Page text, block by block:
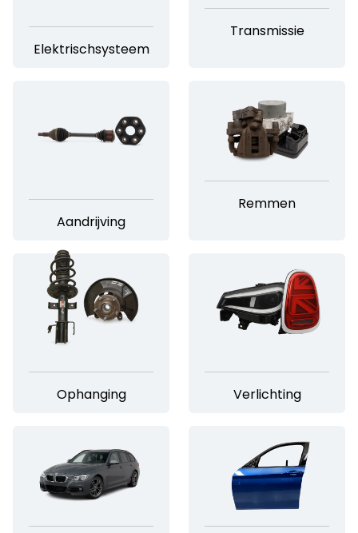
Elektrischsysteem
Transmissie
Aandrijving
Remmen
Ophanging Verlichting